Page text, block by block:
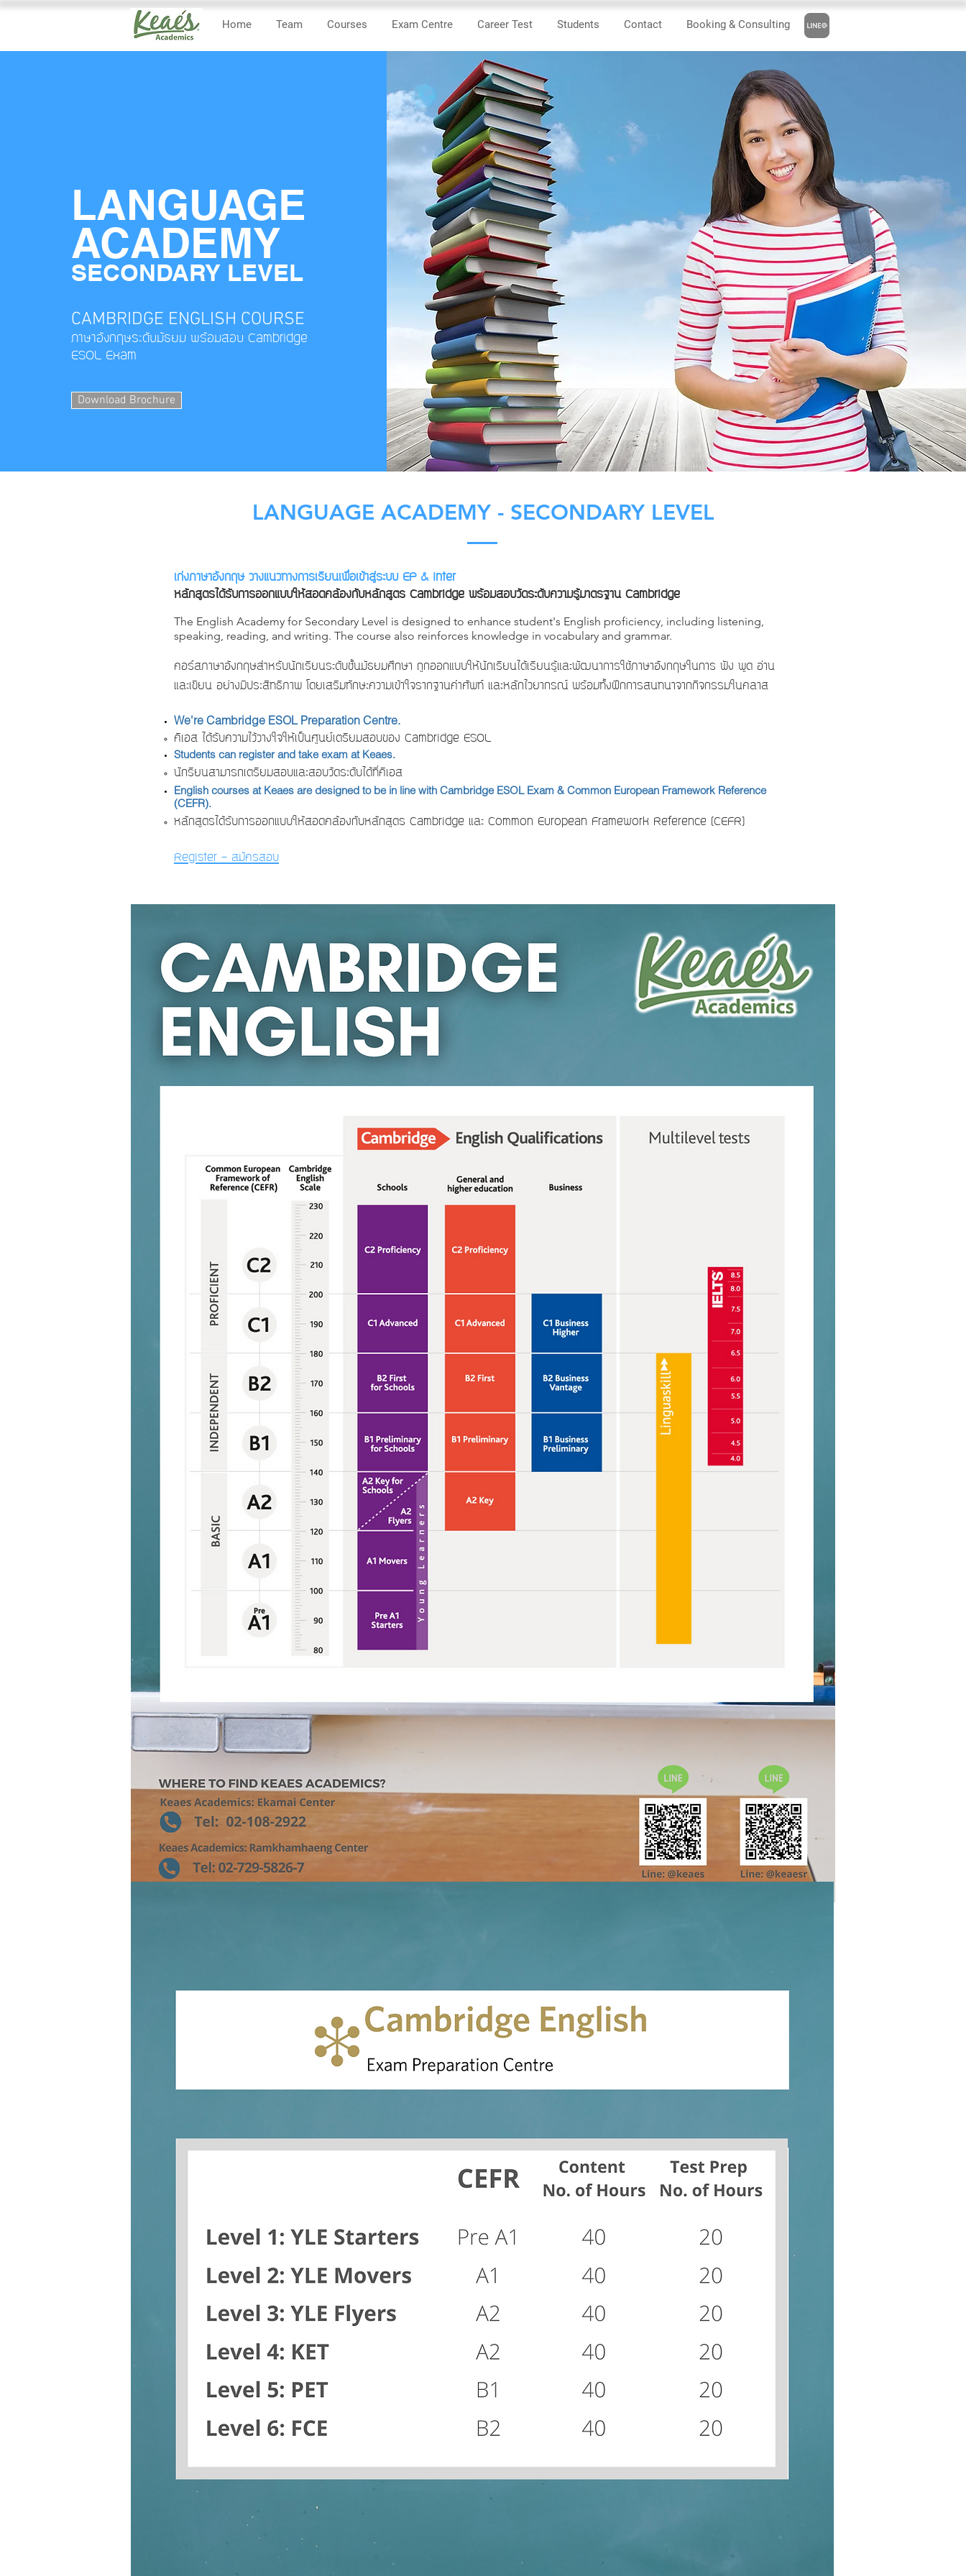
Home Team Courses Exam Centre Career Test Students Contact Booking & Consulting
LANGUAGE
ACADEMY
SECONDARY LEVEL
CAMBRIDGE ENGLISH COURSE
ภาษาอังกฤษระดับมัธยม พร้อมสอบ Cambridge
ESOL Exam
Download Brochure
LANGUAGE ACADEMY - SECONDARY LEVEL
เก่งภาษาอังกฤษ วางแนวทางการเรียนเพื่อเข้าสู่ระบบ EP & Inter
หลักสูตรได้รับการออกแบบให้สอดคล้องกับหลักสูตร Cambridge พร้อมสอบวัดระดับความรู้มาตรฐาน Cambridge
The English Academy for Secondary Level is designed to enhance student's English proficiency, including listening,
speaking, reading, and writing. The course also reinforces knowledge in vocabulary and grammar.
คอร์สภาษาอังกฤษสำหรับนักเรียนระดับชั้นมัธยมศึกษา ถูกออกแบบให้นักเรียนได้เรียนรู้และพัฒนาการใช้ภาษาอังกฤษในการ ฟัง พูด อ่าน
และเขียน อย่างมีประสิทธิภาพ โดยเสริมทักษะความเข้าใจรากฐานคำศัพท์ และหลักไวยากรณ์ พร้อมทั้งฝึกการสนทนาจากกิจกรรมในคลาส
We're Cambridge ESOL Preparation Centre.
คีเอส ได้รับความไว้วางใจให้เป็นศูนย์เตรียมสอบของ Cambridge ESOL
Students can register and take exam at Keaes.
นักรียนสามารถเตรียมสอบและสอบวัดระดับได้ที่คีเอส
English courses at Keaes are designed to be in line with Cambridge ESOL Exam & Common European Framework Reference
(CEFR).
หลักสูตรได้รับการออกแบบให้สอดคล้องกับหลักสูตร Cambridge และ Common European Framework Reference (CEFR)
Register - สมัครสอบ